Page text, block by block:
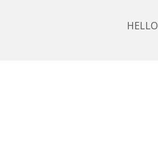
HELLO